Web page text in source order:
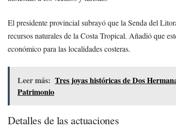
El presidente provincial subrayó que la Senda del
recursos naturales de la Costa Tropical. Añadió que
económico para las localidades costeras.
Leer más: Tres joyas históricas de Dos
Patrimonio
Detalles de las actuaciones